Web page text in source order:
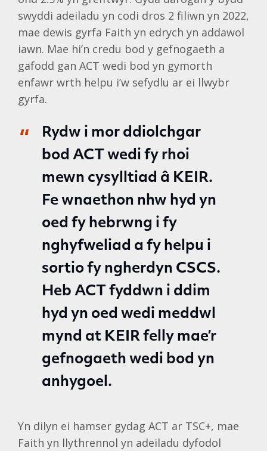
swyddi adeiladu yn codi dros 2 filiwn yn 2022,
mae dewis gyrfa Faith yn edrych yn addawol
iawn. Mae hi’n credu bod y gefnogaeth a
gafodd gan ACT wedi bod yn gymorth
enfawr wrth helpu i’w sefydlu ar ei llwybr
gyrfa.
Rydw i mor ddiolchgar
bod ACT wedi fy rhoi
mewn cysylltiad â KEIR.
Fe wnaethon nhw hyd yn
oed fy hebrwng i fy
nghyfweliad a fy helpu i
sortio fy ngherdyn CSCS.
Heb ACT fyddwn i ddim
hyd yn oed wedi meddwl
mynd at KEIR felly mae’r
gefnogaeth wedi bod yn
anhygoel.
Yn dilyn ei hamser gydag ACT ar TSC+, mae
Faith yn llythrennol yn adeiladu dyfodol